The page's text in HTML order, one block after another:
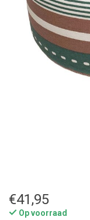
€41,95
Op voorraad